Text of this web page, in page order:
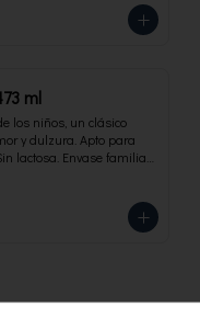
ml
los niños, un clásico
y dulzura. Apto para
lactosa. Envase familiar